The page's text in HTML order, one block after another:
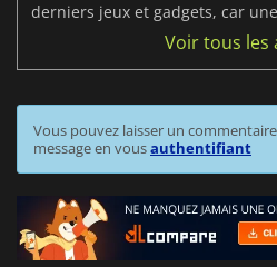
derniers jeux et gadgets, car
Voir tous les
Vous pouvez laisser un
message en vousauthentifiant